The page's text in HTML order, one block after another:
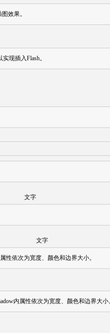
效果。
现插入Flash。
文字
文字
性依次为宽度、颜色和边界大小。
内属性依次为宽度、颜色和边界大小